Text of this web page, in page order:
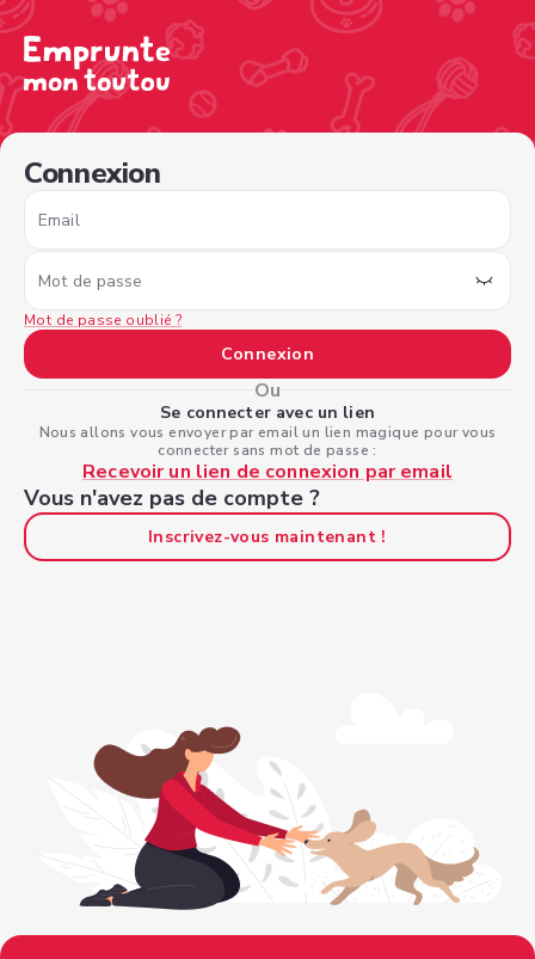
Connexion
Email
Mot de passe
Mot de passe oublié ?
Connexion
Ou
Se connecter avec un lien
Nous allons vous envoyer par email un lien magique pour vous
connecter sans mot de passe :
Recevoir un lien de connexion par email
Vous n'avez pas de compte ?
Inscrivez-vous maintenant !
/sign-in?nextPage=%2Fview-profile%2F18de6ef1-c2e5-